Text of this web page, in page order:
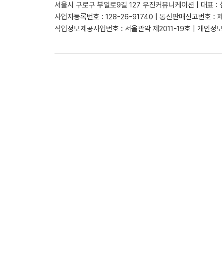
서울시 구로구 부일로9길 127 우진커뮤니케이션 | 대표 :
사업자등록번호 : 128-26-91740 | 통신판매신고번호 :
직업정보제공사업번호 : 서울관악 제2011-19호 | 개인정